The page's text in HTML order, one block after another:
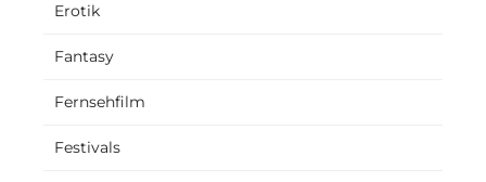
Erotik
Fantasy
Fernsehfilm
Festivals